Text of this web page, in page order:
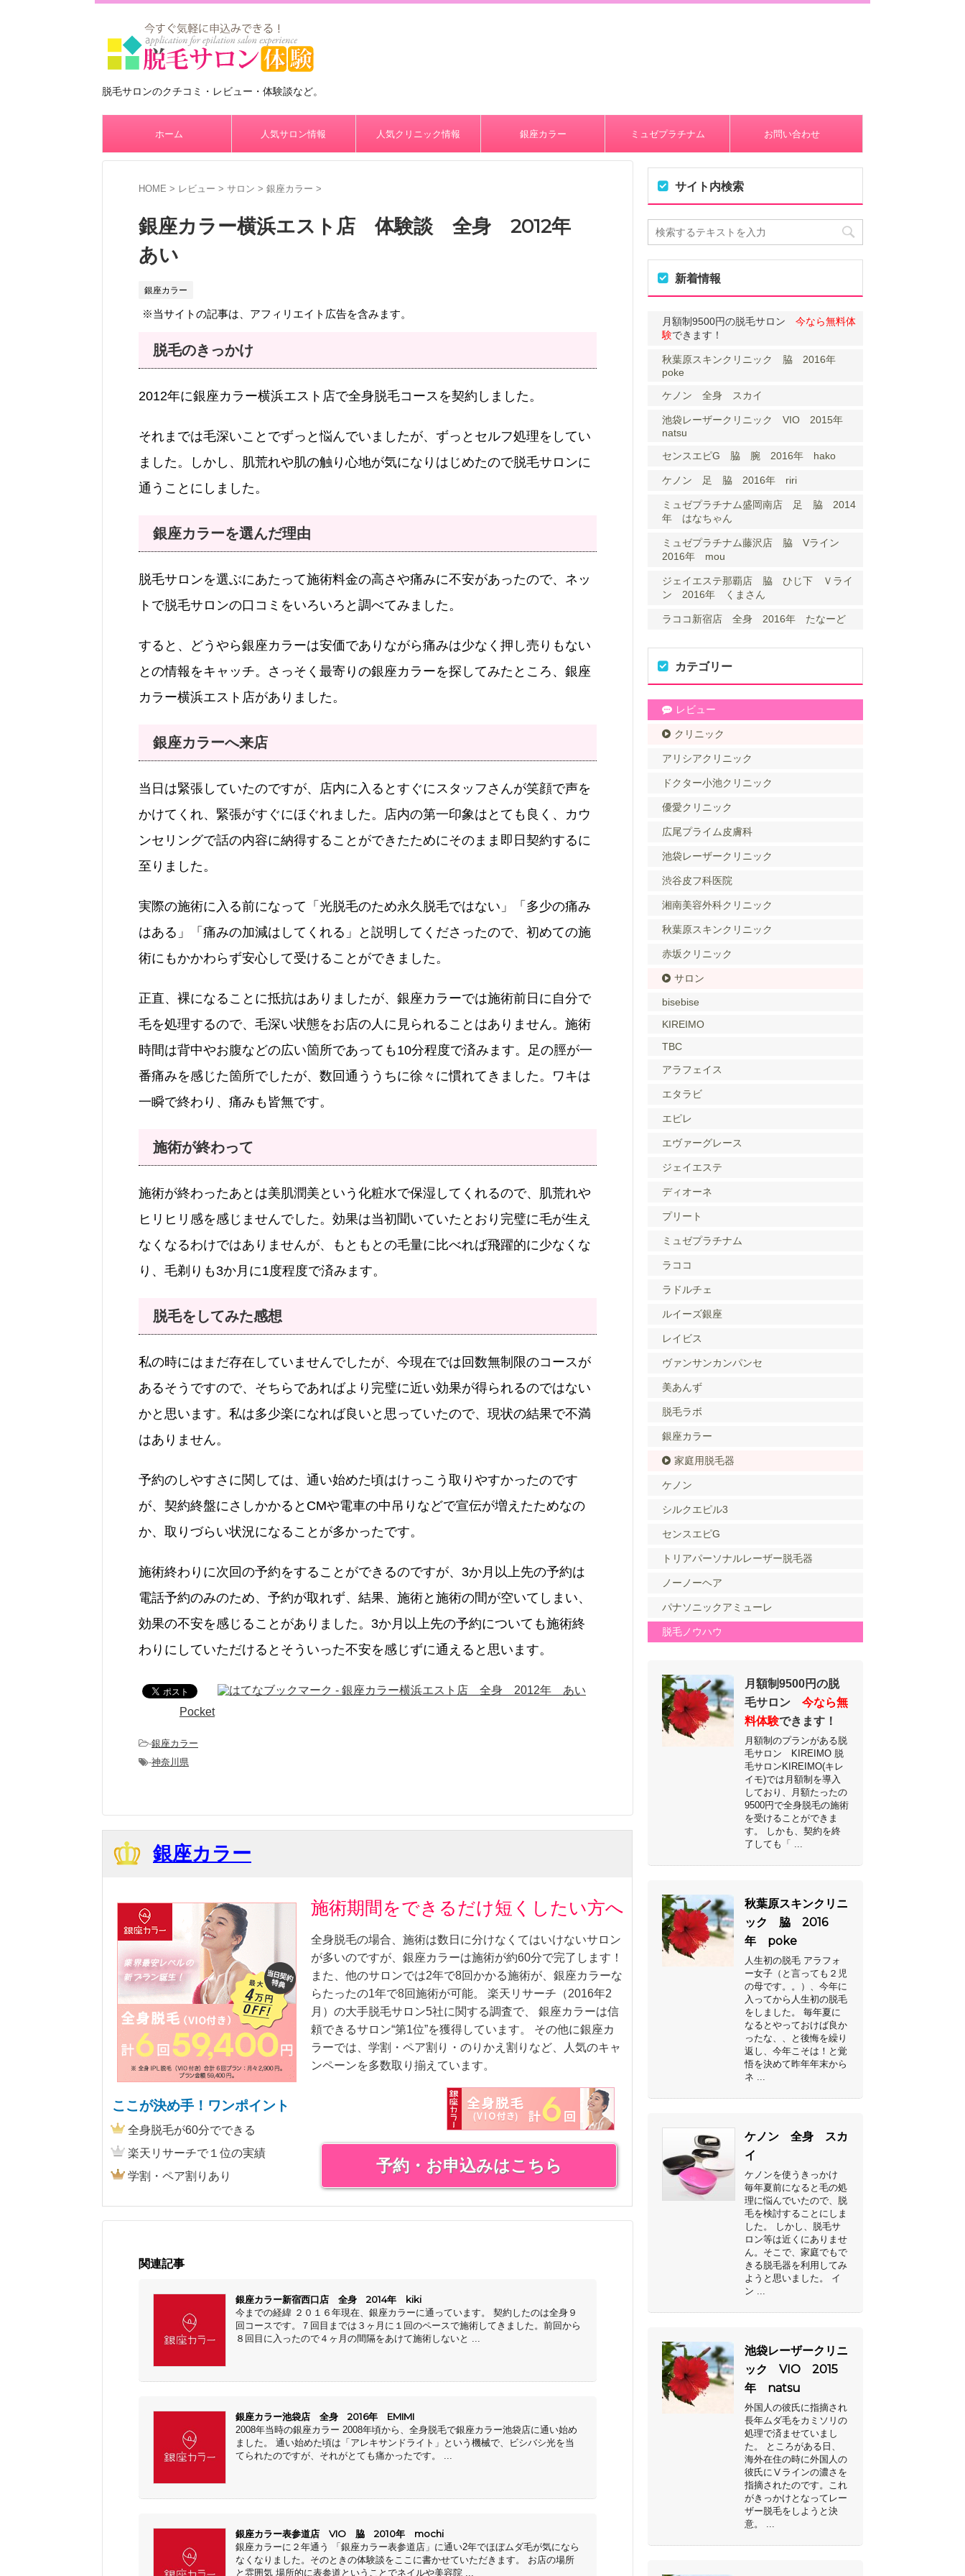
脱毛サロンのクチコミ・レビュー・体験談など。
ホーム 人気サロン情報 人気クリニック情報 銀座カラー ミュゼプラチナム お問い合わせ
HOME > レビュー > サロン > 銀座カラー >
銀座カラー横浜エスト店 体験談 全身 2012年
あい
銀座カラー
※当サイトの記事は、アフィリエイト広告を含みます。
脱毛のきっかけ
2012年に銀座カラー横浜エスト店で全身脱毛コースを契約しました。
それまでは毛深いことでずっと悩んでいましたが、ずっとセルフ処理をしてい
ました。しかし、肌荒れや肌の触り心地が気になりはじめたので脱毛サロンに
通うことにしました。
銀座カラーを選んだ理由
脱毛サロンを選ぶにあたって施術料金の高さや痛みに不安があったので、ネッ
トで脱毛サロンの口コミをいろいろと調べてみました。
すると、どうやら銀座カラーは安価でありながら痛みは少なく押し売りもない
との情報をキャッチ。さっそく最寄りの銀座カラーを探してみたところ、銀座
カラー横浜エスト店がありました。
銀座カラーへ来店
当日は緊張していたのですが、店内に入るとすぐにスタッフさんが笑顔で声を
かけてくれ、緊張がすぐにほぐれました。店内の第一印象はとても良く、カウ
ンセリングで話の内容に納得することができたためにそのまま即日契約するに
至りました。
実際の施術に入る前になって「光脱毛のため永久脱毛ではない」「多少の痛み
はある」「痛みの加減はしてくれる」と説明してくださったので、初めての施
術にもかかわらず安心して受けることができました。
正直、裸になることに抵抗はありましたが、銀座カラーでは施術前日に自分で
毛を処理するので、毛深い状態をお店の人に見られることはありません。施術
時間は背中やお腹などの広い箇所であっても10分程度で済みます。足の脛が一
番痛みを感じた箇所でしたが、数回通ううちに徐々に慣れてきました。ワキは
一瞬で終わり、痛みも皆無です。
施術が終わって
施術が終わったあとは美肌潤美という化粧水で保湿してくれるので、肌荒れや
ヒリヒリ感を感じませんでした。効果は当初聞いていたとおり完璧に毛が生え
なくなるわけではありませんが、もともとの毛量に比べれば飛躍的に少なくな
り、毛剃りも3か月に1度程度で済みます。
脱毛をしてみた感想
私の時にはまだ存在していませんでしたが、今現在では回数無制限のコースが
あるそうですので、そちらであればより完璧に近い効果が得られるのではない
かと思います。私は多少楽になれば良いと思っていたので、現状の結果で不満
はありません。
予約のしやすさに関しては、通い始めた頃はけっこう取りやすかったのです
が、契約終盤にさしかかるとCMや電車の中吊りなどで宣伝が増えたためなの
か、取りづらい状況になることが多かったです。
施術終わりに次回の予約をすることができるのですが、3か月以上先の予約は
電話予約のみのため、予約が取れず、結果、施術と施術の間が空いてしまい、
効果の不安を感じることがありました。3か月以上先の予約についても施術終
わりにしていただけるとそういった不安を感じずに通えると思います。
Pocket
-銀座カラー
-神奈川県
銀座カラー
ここが決め手！ワンポイント
全身脱毛が60分でできる
楽天リサーチで１位の実績
学割・ペア割りあり
施術期間をできるだけ短くしたい方へ
全身脱毛の場合、施術は数日に分けなくてはいけないサロン
が多いのですが、銀座カラーは施術が約60分で完了します！
また、他のサロンでは2年で8回かかる施術が、銀座カラーな
らたったの1年で8回施術が可能。 楽天リサーチ（2016年2
月）の大手脱毛サロン5社に関する調査で、 銀座カラーは信
頼できるサロン“第1位”を獲得しています。 その他に銀座カ
ラーでは、学割・ペア割り・のりかえ割りなど、人気のキャ
ンペーンを多数取り揃えています。
予約・お申込みはこちら
関連記事
銀座カラー新宿西口店 全身 2014年 kiki
今までの経緯 ２０１６年現在、銀座カラーに通っています。 契約したのは全身９
回コースです。７回目までは３ヶ月に１回のペースで施術してきました。前回から
８回目に入ったので４ヶ月の間隔をあけて施術しないと ...
銀座カラー池袋店 全身 2016年 EMIMI
2008年当時の銀座カラー 2008年頃から、全身脱毛で銀座カラー池袋店に通い始め
ました。 通い始めた頃は「アレキサンドライト」という機械で、ビシバシ光を当
てられたのですが、それがとても痛かったです。 ...
銀座カラー表参道店 VIO 脇 2010年 mochi
銀座カラーに２年通う 「銀座カラー表参道店」に通い2年でほぼムダ毛が気になら
なくなりました。そのときの体験談をここに書かせていただきます。 お店の場所
と雰囲気 場所的に表参道ということでネイルや美容院 ...
サイト内検索
新着情報
月額制9500円の脱毛サロン 今なら無料体
験できます！
秋葉原スキンクリニック 脇 2016年
poke
ケノン 全身 スカイ
池袋レーザークリニック VIO 2015年
natsu
センスエピG 脇 腕 2016年 hako
ケノン 足 脇 2016年 riri
ミュゼプラチナム盛岡南店 足 脇 2014
年 はなちゃん
ミュゼプラチナム藤沢店 脇 Vライン
2016年 mou
ジェイエステ那覇店 脇 ひじ下 Ｖライ
ン 2016年 くまさん
ラココ新宿店 全身 2016年 たなーど
カテゴリー
レビュー
クリニック
アリシアクリニック
ドクター小池クリニック
優愛クリニック
広尾プライム皮膚科
池袋レーザークリニック
渋谷皮フ科医院
湘南美容外科クリニック
秋葉原スキンクリニック
赤坂クリニック
サロン
bisebise
KIREIMO
TBC
アラフェイス
エタラビ
エピレ
エヴァーグレース
ジェイエステ
ディオーネ
プリート
ミュゼプラチナム
ラココ
ラドルチェ
ルイーズ銀座
レイビス
ヴァンサンカンパンセ
美あんず
脱毛ラボ
銀座カラー
家庭用脱毛器
ケノン
シルクエピル3
センスエピG
トリアパーソナルレーザー脱毛器
ノーノーヘア
パナソニックアミューレ
脱毛ノウハウ
月額制9500円の脱
毛サロン 今なら無
料体験できます！
月額制のプランがある脱
毛サロン KIREIMO 脱
毛サロンKIREIMO(キレ
イモ)では月額制を導入
しており、月額たったの
9500円で全身脱毛の施術
を受けることができま
す。 しかも、契約を終
了しても「 ...
秋葉原スキンクリニ
ック 脇 2016
年 poke
人生初の脱毛 アラフォ
ー女子（と言っても２児
の母です。。）、今年に
入ってから人生初の脱毛
をしました。 毎年夏に
なるとやっておけば良か
ったな、、と後悔を繰り
返し、今年こそは！と覚
悟を決めて昨年年末から
ネ ...
ケノン 全身 スカ
イ
ケノンを使うきっかけ
毎年夏前になると毛の処
理に悩んでいたので、脱
毛を検討することにしま
した。 しかし、脱毛サ
ロン等は近くにありませ
ん。そこで、家庭でもで
きる脱毛器を利用してみ
ようと思いました。 イ
ン ...
池袋レーザークリニ
ック VIO 2015
年 natsu
外国人の彼氏に指摘され
長年ムダ毛をカミソリの
処理で済ませていまし
た。 ところがある日、
海外在住の時に外国人の
彼氏にⅤラインの濃さを
指摘されたのです。これ
がきっかけとなってレー
ザー脱毛をしようと決
意。 ...